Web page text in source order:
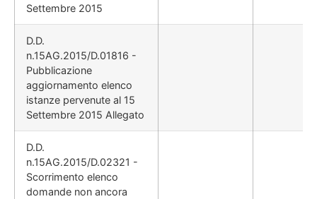
Settembre 2015
D.D.
n.15AG.2015/D.01816 -
Pubblicazione
aggiornamento elenco
istanze pervenute al 15
Settembre 2015 Allegato
D.D.
n.15AG.2015/D.02321 -
Scorrimento elenco
domande non ancora